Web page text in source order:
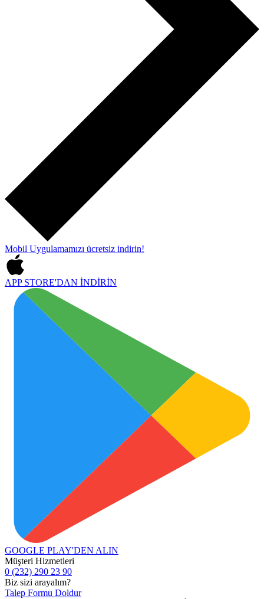
Mobil Uygulamamızı ücretsiz indirin!
APP STORE'DAN İNDİRİN
GOOGLE PLAY'DEN ALIN
Müşteri Hizmetleri
0 (232) 290 23 90
Biz sizi arayalım?
Talep Formu Doldur